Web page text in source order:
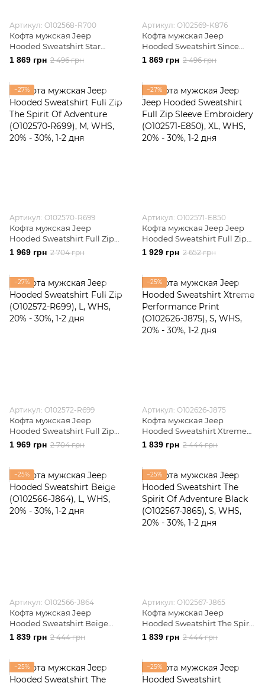
Артикул: O102568-R700
Кофта мужская Jeep
Hooded Sweatshirt Star
(O102568-R700)
1 869 грн 2 496 грн
Артикул: O102569-K876
Кофта мужская Jeep
Hooded Sweatshirt Since
1941 (O102569-K876)
1 869 грн 2 496 грн
−27%
Артикул: O102570-R699
Кофта мужская Jeep
Hooded Sweatshirt Full Zip
The Spirit Of Adventure
(O102570-R699)
1 969 грн 2 704 грн
−27%
Артикул: O102571-E850
Кофта мужская Jeep Jeep
Hooded Sweatshirt Full Zip
Sleeve Embroidery (O102571-
1 929 грн 2 652 грн
−27%
Артикул: O102572-R699
Кофта мужская Jeep
Hooded Sweatshirt Full Zip
(O102572-R699)
1 969 грн 2 704 грн
−25%
Артикул: O102626-J875
Кофта мужская Jeep
Hooded Sweatshirt Xtreme
Performance Print (O102626-
1 839 грн 2 444 грн
−25%
Артикул: O102566-J864
Кофта мужская Jeep
Hooded Sweatshirt Beige
(O102566-J864)
1 839 грн 2 444 грн
−25%
Артикул: O102567-J865
Кофта мужская Jeep
Hooded Sweatshirt The Spirit
Of Adventure Black
(O102567-J865)
1 839 грн 2 444 грн
−25% −25%